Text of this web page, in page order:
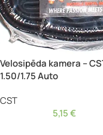
Velosipēda kamera –
1.50/1.75 Auto
CST
5,15€